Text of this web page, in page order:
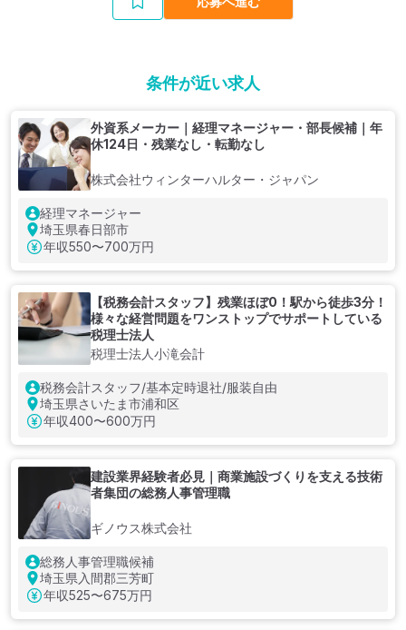
条件が近い求人
外資系メーカー｜経理マネージャー・部長候補｜年
休124日・残業なし・転勤なし
株式会社ウィンターハルター・ジャパン
経理マネージャー
埼玉県春日部市
年収550〜700万円
【税務会計スタッフ】残業ほぼ0！駅から徒歩3分！
様々な経営問題をワンストップでサポートしている
税理士法人
税理士法人小滝会計
税務会計スタッフ/基本定時退社/服装自由
埼玉県さいたま市浦和区
年収400〜600万円
建設業界経験者必見｜商業施設づくりを支える技術
者集団の総務人事管理職
ギノウス株式会社
総務人事管理職候補
埼玉県入間郡三芳町
年収525〜675万円